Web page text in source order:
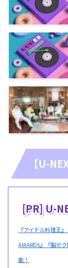
【U-
[PR] U-
『アイドル料理王
AWARDS』『脳セ
能！